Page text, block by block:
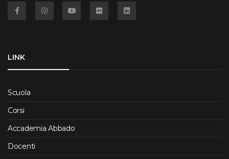
LINK
Scuola
Corsi
Accademia Abbado
Docenti